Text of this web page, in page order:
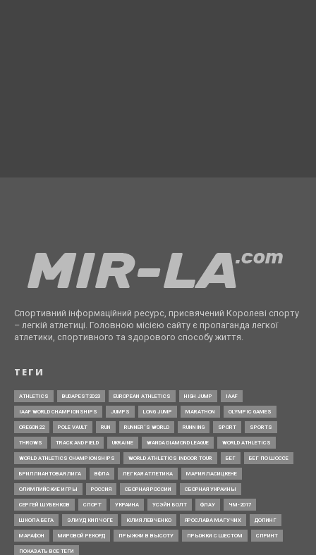
Спортивний інформаційний ресурс, присвячений Королеві спорту
– легкій атлетиці. Головною місією сайту є пропаганда легкої
атлетики, спортивного та здорового способу життя.
ТЕГИ
ATHLETICS BUDAPEST2023 EUROPEAN ATHLETICS HIGH JUMP IAAF
IAAF WORLD CHAMPIONSHIPS JUMPS LONG JUMP MARATHON OLYMPIC GAMES
OREGON22 POLE VAULT RUN RUNNER’S WORLD RUNNING SPORT SPORTS
THROWS TRACK AND FIELD UKRAINE WANDA DIAMOND LEAGUE WORLD ATHLETICS
WORLD ATHLETICS CHAMPIONSHIPS WORLD ATHLETICS INDOOR TOUR БЕГ БЕГ ПО ШОССЕ
БРИЛЛИАНТОВАЯ ЛИГА ВФЛА ЛЕГКАЯ АТЛЕТИКА МАРИЯ ЛАСИЦКЕНЕ
ОЛИМПИЙСКИЕ ИГРЫ РОССИЯ СБОРНАЯ РОССИИ СБОРНАЯ УКРАИНЫ
СЕРГЕЙ ШУБЕНКОВ СПОРТ УКРАИНА УСЭЙН БОЛТ ФЛАУ ЧМ-2017
ШКОЛА БЕГА ЭЛИУД КИПЧОГЕ ЮЛИЯ ЛЕВЧЕНКО ЯРОСЛАВА МАГУЧИХ ДОПИНГ
МАРАФОН МИРОВОЙ РЕКОРД ПРЫЖКИ В ВЫСОТУ ПРЫЖКИ С ШЕСТОМ СПРИНТ
ПОКАЗАТЬ ВСЕ ТЕГИ